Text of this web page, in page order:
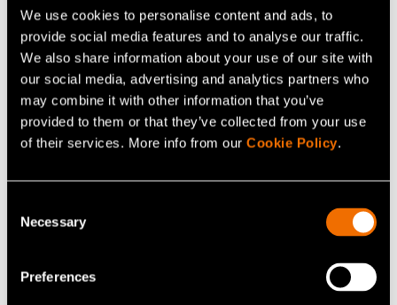
We use cookies to personalise content and ads, to
provide social media features and to analyse our traffic.
We also share information about your use of our site with
our social media, advertising and analytics partners who
may combine it with other information that you’ve
provided to them or that they’ve collected from your use
of their services. More info from our Cookie Policy.
Selection
Necessary
Preferences
8 helmikuu 2023
Euroopan droonialan huippuasiantuntijat
käynnistivät Helsingissä lentoliikenteen
uuden aikakauden